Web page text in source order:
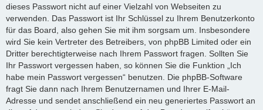
dieses Passwort nicht auf einer Vielzahl von Webseiten zu
verwenden. Das Passwort ist Ihr Schlüssel zu Ihrem Benutzerkonto
für das Board, also gehen Sie mit ihm sorgsam um. Insbesondere
wird Sie kein Vertreter des Betreibers, von phpBB Limited oder ein
Dritter berechtigterweise nach Ihrem Passwort fragen. Sollten Sie
Ihr Passwort vergessen haben, so können Sie die Funktion „Ich
habe mein Passwort vergessen“ benutzen. Die phpBB-Software
fragt Sie dann nach Ihrem Benutzernamen und Ihrer E-Mail-
Adresse und sendet anschließend ein neu generiertes Passwort an